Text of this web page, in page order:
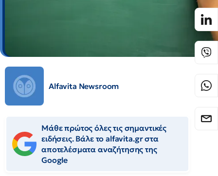
Alfavita Newsroom
Μάθε πρώτος όλες τις σημαντικές
ειδήσεις. Βάλε το alfavita.gr στα
αποτελέσματα αναζήτησης της
Google